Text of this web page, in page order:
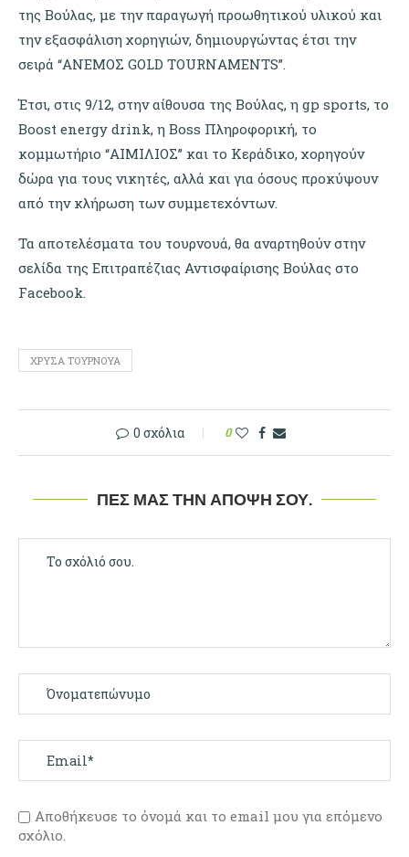
της Βούλας, με την παραγωγή προωθητικού υλικού και
την εξασφάλιση χορηγιών, δημιουργώντας έτσι την
σειρά “ΑΝΕΜΟΣ GOLD TOURNAMENTS”.
Έτσι, στις 9/12, στην αίθουσα της Βούλας, η gp sports, το
Boost energy drink, η Boss Πληροφορική, το
κομμωτήριο “ΑΙΜΙΛΙΟΣ” και το Κεράδικο, χορηγούν
δώρα για τους νικητές, αλλά και για όσους προκύψουν
από την κλήρωση των συμμετεχόντων.
Τα αποτελέσματα του τουρνουά, θα αναρτηθούν στην
σελίδα της Επιτραπέζιας Αντισφαίρισης Βούλας στο
Facebook.
ΧΡΥΣΆ ΤΟΥΡΝΟΥΆ
0 σχόλια 0
ΠΕΣ ΜΑΣ ΤΗΝ ΆΠΟΨΉ ΣΟΥ.
Αποθήκευσε το όνομά και το email μου για επόμενο
σχόλιο.